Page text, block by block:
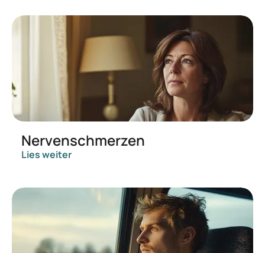
Nervenschmerzen
Lies weiter